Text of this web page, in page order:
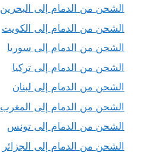
الشحن من الدمام إلى البحرين
الشحن من الدمام إلى الكويت
الشحن من الدمام إلى سوريا
الشحن من الدمام إلى تركيا
الشحن من الدمام إلى لبنان
الشحن من الدمام إلى المغرب
الشحن من الدمام إلى تونس
الشحن من الدمام إلى الجزائر